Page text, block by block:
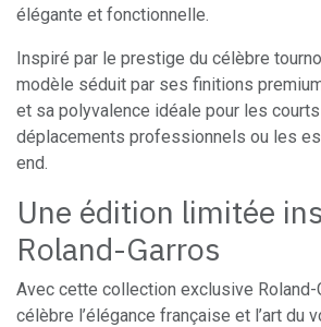
élégante et fonctionnelle.
Inspiré par le prestige du célèbre
modèle séduit par ses finitions
et sa polyvalence idéale pour les
déplacements professionnels ou les
end.
Une édition limitée
Roland-Garros
Avec cette collection exclusive Roland-
célèbre l’élégance française et l’art du